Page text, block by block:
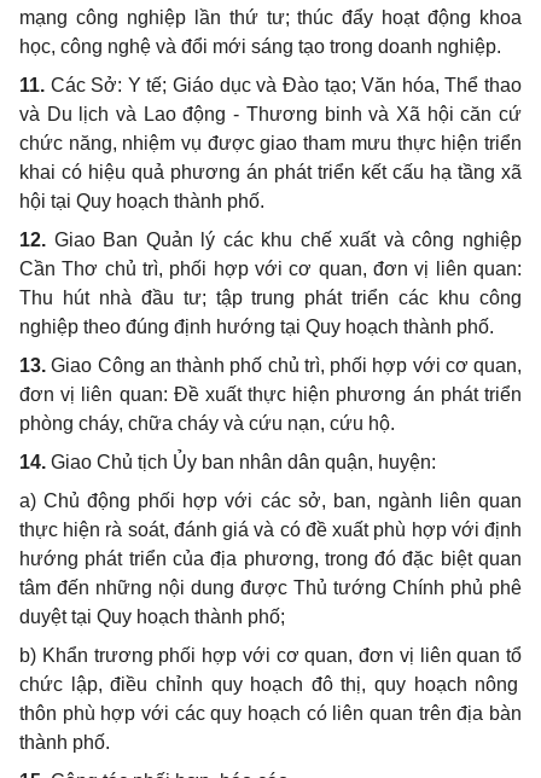
mạng công nghiệp l ần thứ tư; thúc đẩy hoạt động khoa
học, công nghệ và đổi mới sáng tạo trong doanh nghiệp.
11. Các Sở: Y tế; Giáo dục và Đào tạo; Văn hóa, Thể thao
và Du lịch và Lao động - Thương binh và Xã hội căn cứ
chức năng, nhiệm vụ được giao tham mưu thực hiện triển
khai có hiệu quả phương án phát triển kết cấu hạ tầng xã
hội tại Quy hoạch thành phố.
12. Giao Ban Quản lý các khu chế xuất và công nghiệp
Cần Thơ chủ trì, phối hợpvới cơ quan, đơn vị liên quan:
Thu hút nhà đầu tư; tập trung phát triển các khu công
nghiệp theo đúng định hướng tại Quy hoạch thành phố.
13. Giao Công an thành phố chủ trì, phối hợp với cơ quan,
đơn vị liên quan: Đềxuất thực hiện phương án phát triển
phòng cháy, chữa cháy và cứu nạn, cứu hộ.
14. Giao Chủ tịch Ủy ban nhân dân quận, huyện:
a)Chủ động phối hợp với các sở, ban, ngành liên quan
thực hiện rà soát, đánh giá và có đề xuất phù hợp với định
hướng phát triển của địa phương, trong đó đặc biệt quan
tâm đến những nội dung được Thủ tướng Chính phủ phê
duyệt tại Quy hoạch thành phố;
b) Khẩn trương phối hợp với cơ quan, đơn vị liên quan tổ
chức lập, điều chỉnh quy hoạch đô thị, quy hoạch nông
thôn phù hợp với các quy hoạch có liên quan trên địa bàn
thành phố.